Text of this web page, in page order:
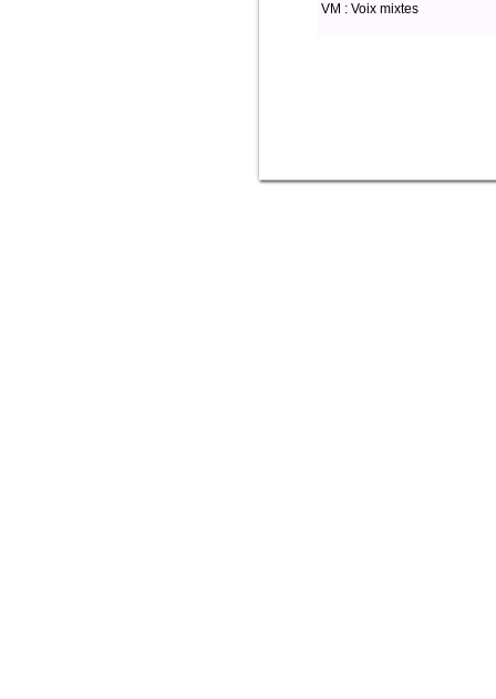
VM : Voix mixtes